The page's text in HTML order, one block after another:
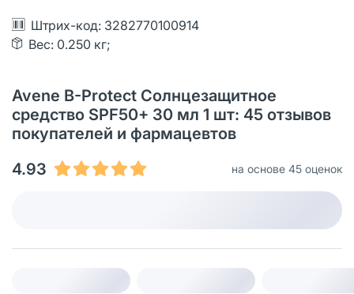
Штрих-код: 3282770100914
Вес: 0.250 кг;
Avene B-Protect Солнцезащитное
средство SPF50+ 30 мл 1 шт: 45 отзывов
покупателей и фармацевтов
4.93
на основе 45 оценок